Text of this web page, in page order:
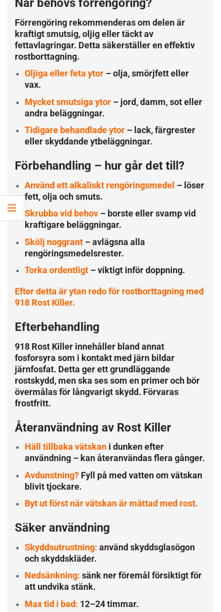
När behövs förrengöring?
Förrengöring rekommenderas om delen är
kraftigt smutsig, oljig eller täckt av
fettavlagringar. Detta säkerställer en effektiv
rostborttagning.
Oljiga eller feta ytor – olja, smörjfett eller
vax.
Mycket smutsiga ytor – jord, damm, sot eller
andra beläggningar.
Tidigare behandlade ytor – lack, färgrester
eller skyddande ytbeläggningar.
Förbehandling – hur går det till?
Använd ett alkaliskt rengöringsmedel – löser
fett, olja och smuts.
Skrubba vid behov – borste eller svamp vid
kraftigare beläggningar.
Skölj noggrant – avlägsna alla
rengöringsmedelsrester.
Torka ordentligt – viktigt inför doppning.
Efter detta är ytan redo för rostborttagning med
918 Rost Killer.
Efterbehandling
918 Rost Killer innehåller bland annat
fosforsyra som i kontakt med järn bildar
järnfosfat. Detta ger ett grundläggande
rostskydd, men ska ses som en primer och bör
övermålas för långvarigt skydd. Förvaras
frostfritt.
Återanvändning av Rost Killer
Häll tillbaka vätskan i dunken efter
användning – kan återanvändas flera gånger.
Avdunstning? Fyll på med vatten om vätskan
blivit tjockare.
Byt ut först när vätskan är mättad med rost.
Säker användning
Skyddsutrustning: använd skyddsglasögon
och skyddskläder.
Nedsänkning: sänk ner föremål försiktigt för
att undvika stänk.
Max tid i bad: 12–24 timmar.